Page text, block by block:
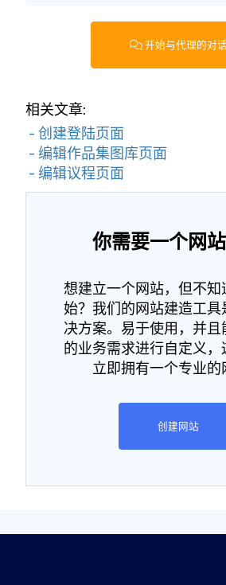
开始与代理的对话
相关文章:
- 创建登陆页面
- 编辑作品集图库页面
- 编辑议程页面
你需要一个网站
想建立一个网站，但不知
始？我们的网站建造工具
决方案。易于使用，并且
的业务需求进行自定义，
立即拥有一个专业的
创建网站